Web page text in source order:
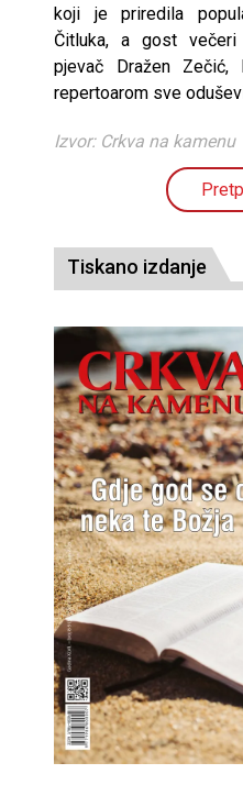
koji je priredila
Čitluka, a gost
pjevač Dražen
repertoarom sve
Izvor: Crkva na kamenu
Tiskano izdanje